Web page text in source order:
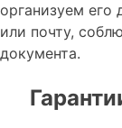
организуем его
или почту,
документа.